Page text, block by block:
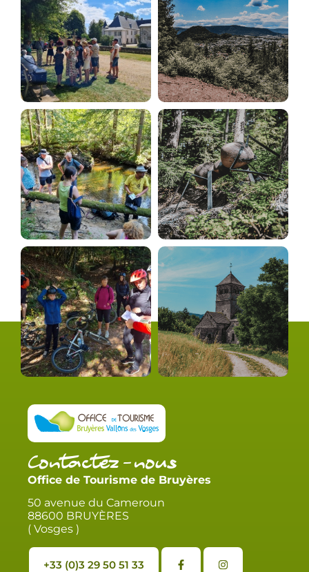
Contactez-nous
Office de Tourisme de Bruyères
50 avenue du Cameroun
88600 BRUYÈRES
( Vosges )
+33 (0)3 29 50 51 33